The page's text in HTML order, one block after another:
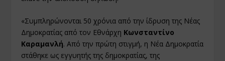
«Συμπληρώνονται 50 χρόνια από την ίδρυση της Νέας
Δημοκρατίας από τον Εθνάρχη Κωνσταντίνο
Καραμανλή. Από την πρώτη στιγμή, η Νέα Δημοκρατία
στάθηκε ως εγγυητής της δημοκρατίας, της